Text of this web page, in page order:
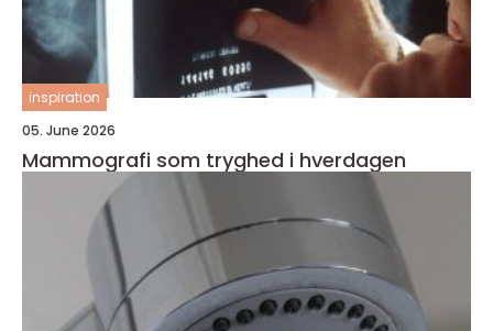
inspiration
05. June 2026
Mammografi som tryghed i hverdagen